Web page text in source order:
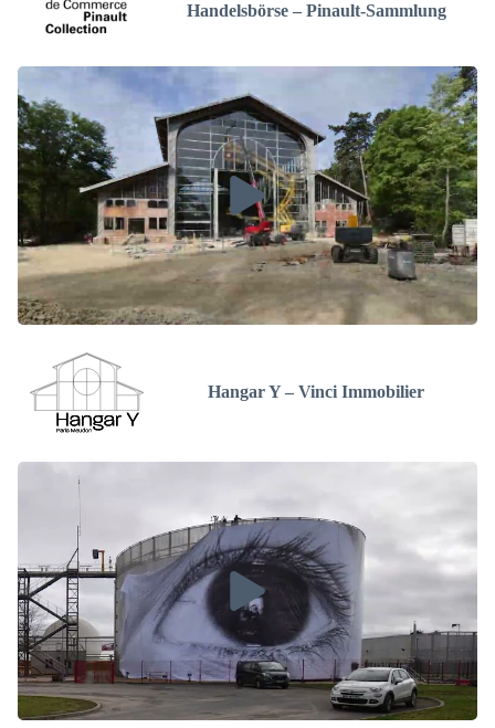
Handelsbörse – Pinault-Sammlung
Hangar Y – Vinci Immobilier​